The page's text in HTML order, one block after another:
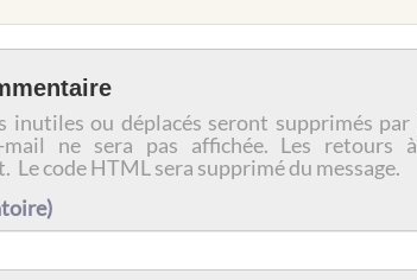
inutiles ou déplacés seront supprimés
mail ne sera pas affichée. Les retours
code HTML sera supprimé du message.